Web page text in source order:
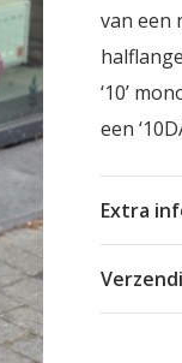
van een
‘10’
een
Extra